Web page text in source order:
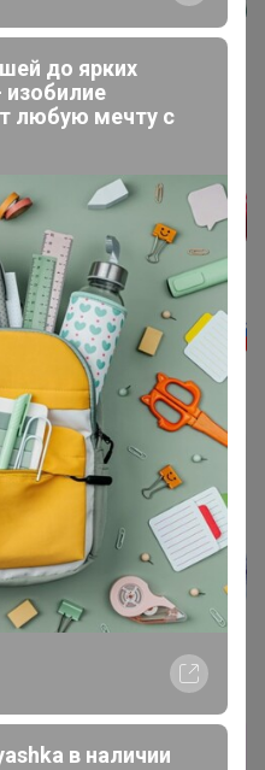
до ярких
изобилие
любую мечту с
в наличии